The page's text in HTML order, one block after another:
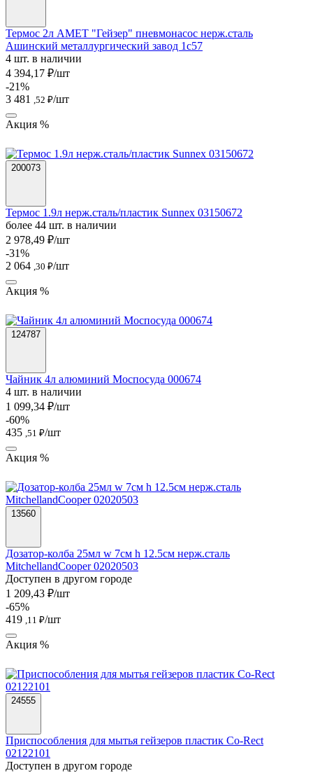
Термос 2л АМЕТ "Гейзер" пневмонасос нерж.сталь
Ашинский металлургический завод 1с57
4 шт. в наличии
4 394,17 ₽/шт
-21%
3 481
,52 ₽/шт
Акция %
200073
Термос 1.9л нерж.сталь/пластик Sunnex 03150672
более 44 шт. в наличии
2 978,49 ₽/шт
-31%
2 064 ,30 ₽/шт
Акция %
124787
Чайник 4л алюминий Моспосуда 000674
4 шт. в наличии
1 099,34 ₽/шт
-60%
435 ,51 ₽/шт
Акция %
13560
Дозатор-колба 25мл w 7см h 12.5см нерж.сталь
MitchellandCooper 02020503
Доступен в другом городе
1 209,43 ₽/шт
-65%
419 ,11 ₽/шт
Акция %
24555
Приспособления для мытья гейзеров пластик Co-Rect
02122101
Доступен в другом городе